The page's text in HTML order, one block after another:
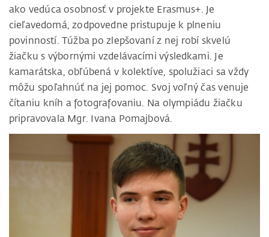
ako vedúca osobnosť v projekte Erasmus+. Je
cieľavedomá, zodpovedne pristupuje k plneniu
povinností. Túžba po zlepšovaní z nej robí skvelú
žiačku s výbornými vzdelávacími výsledkami. Je
kamarátska, obľúbená v kolektíve, spolužiaci sa vždy
môžu spoľahnúť na jej pomoc. Svoj voľný čas venuje
čítaniu kníh a fotografovaniu. Na olympiádu žiačku
pripravovala Mgr. Ivana Pomajbová.